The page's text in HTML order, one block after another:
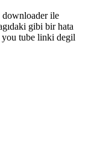
downloader ile
gibi bir hata
you tube linki degil